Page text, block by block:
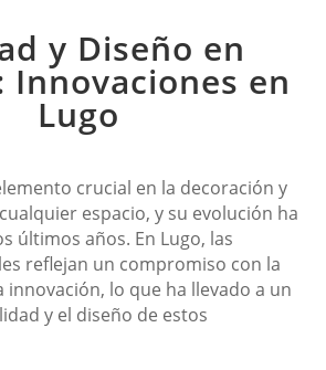
y Diseño en
Innovaciones en
Lugo
crucial en la decoración y
espacio, y su evolución ha
últimos años. En Lugo, las
reflejan un compromiso con la
innovación, lo que ha llevado a un
y el diseño de estos